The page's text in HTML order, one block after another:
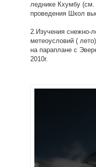
леднике Кхумбу
проведения Школ
2.Изучения снежно-
метеоусловий (
на параплане с
2010г.